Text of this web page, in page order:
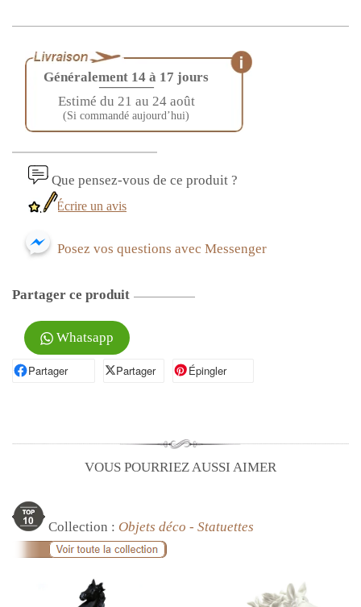
Généralement 14 à 17 jours
————
Estimé du 21 au 24 août
(Si commandé aujourd’hui)
Que pensez-vous de ce produit ?
Écrire un avis
Posez vos questions avec Messenger
Partager ce produit
Whatsapp
PartagerPartager sur Facebook
Partager
Partager sur XÉpinglerÉpingler sur Pinterest
VOUS POURRIEZ AUSSI AIMER
Collection : Objets déco - Statuettes